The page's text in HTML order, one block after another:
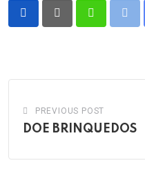
WhatsappPrint
PREVIOUS POST
DOE BRINQUEDOS